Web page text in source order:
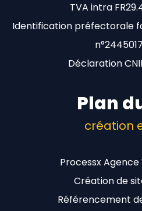
TVA intra
Identification préfectorale
Déclaration
Plan
création
Processx
Création de
Référencement